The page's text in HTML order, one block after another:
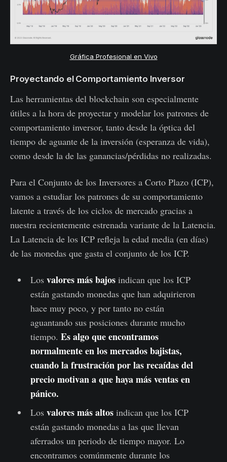
Gráfica Profesional en Vivo
Proyectando el Comportamiento Inversor
Las herramientas del blockchain son especialmente
útiles a la hora de proyectar y modelar los patrones de
comportamiento inversor, tanto desde la óptica del
tiempo de aguante de la inversión (esperanza de vida),
como desde la de las ganancias/pérdidas no realizadas.
Para el Conjunto de los Inversores a Corto Plazo (ICP),
vamos a estudiar los patrones de su comportamiento
latente a través de los ciclos de mercado gracias a
nuestra recientemente estrenada variante de la Latencia.
La Latencia de los ICP refleja la edad media (en días)
de las monedas que gasta el conjunto de los ICP.
Los valores más bajosindican que los ICP
están gastando monedas que han adquirieron
hace muy poco, y por tanto no están
aguantando sus posiciones durante mucho
tiempo. Es algo que encontramos
normalmente en los mercados bajistas,
cuando la frustración por las recaídas del
precio motivan a que haya más ventas en
pánico.
Los valores más altosindican que los ICP
están gastando monedas a las que llevan
aferrados un periodo de tiempo mayor. Lo
encontramos comúnmente durante los